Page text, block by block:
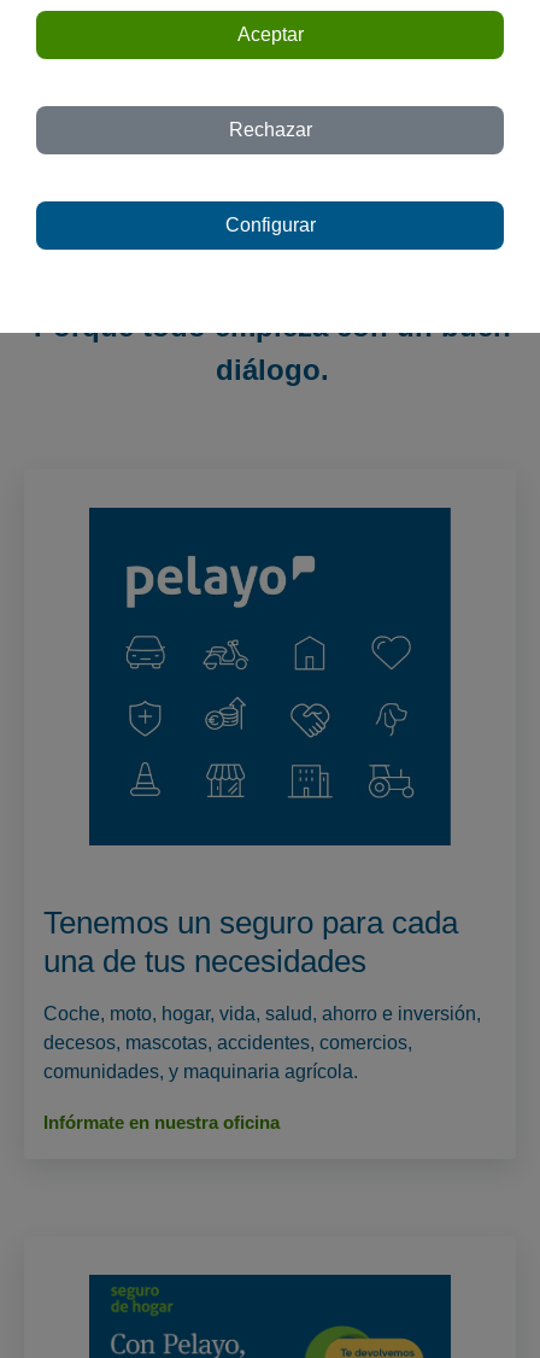
Porque todo empieza con un buen
diálogo.
Tenemos un seguro para cada
una de tus necesidades
Coche, moto, hogar, vida, salud, ahorro e inversión,
decesos, mascotas, accidentes, comercios,
comunidades, y maquinaria agrícola.
Infórmate en nuestra oficina
Aceptar
Rechazar
Configurar